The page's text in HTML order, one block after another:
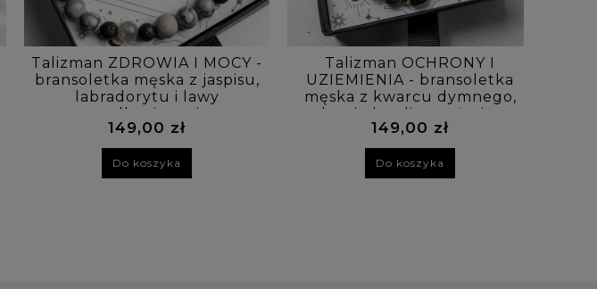
Talizman ZDROWIA I MOCY -
bransoletka męska z jaspisu,
labradorytu i lawy
wulkanicznej
149,00 zł
Do koszyka
Talizman OCHRONY I
UZIEMIENIA - bransoletka
męska z kwarcu dymnego,
onyksu i obsydianu złocistego
149,00 zł
Do koszyka